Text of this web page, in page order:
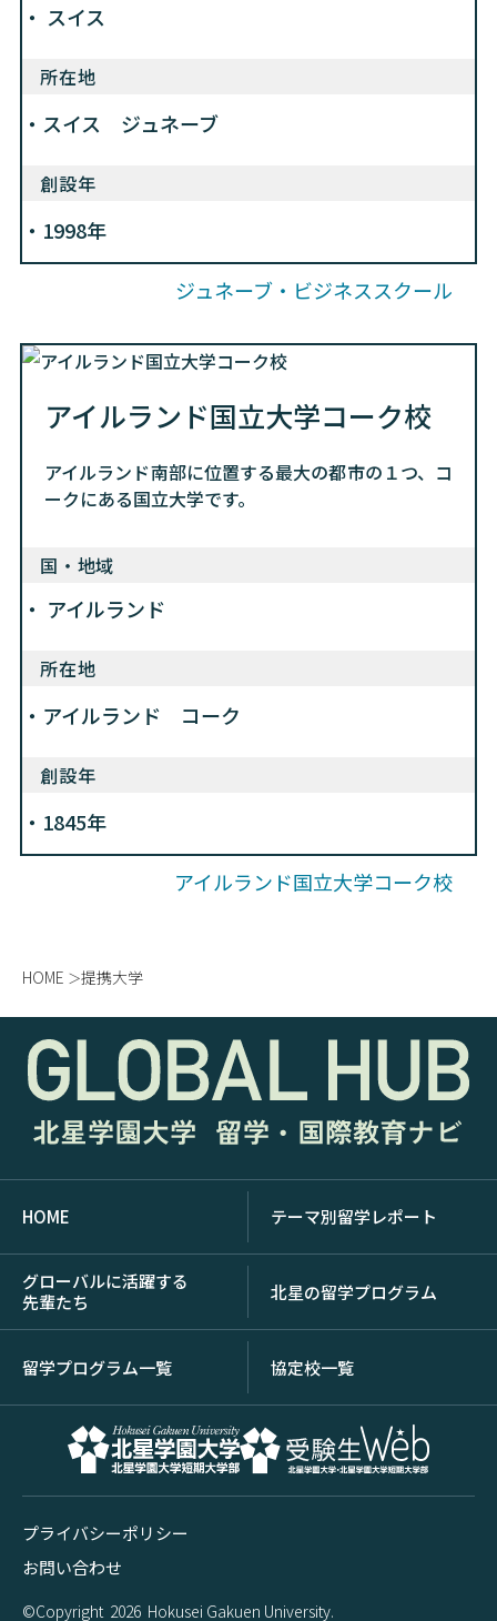
スイス
所在地
スイス ジュネーブ
創設年
1998年
ジュネーブ・ビジネススクール
アイルランド国立大学コーク校
アイルランド南部に位置する最大の都市の１つ、コ
ークにある国立大学です。
国・地域
アイルランド
所在地
アイルランド コーク
創設年
1845年
アイルランド国立大学コーク校
HOME 提携大学
HOME テーマ別留学レポート
グローバルに活躍する
先輩たち
北星の留学プログラム
留学プログラム一覧 協定校一覧
プライバシーポリシー
お問い合わせ
©Copyright 2026 Hokusei Gakuen University.